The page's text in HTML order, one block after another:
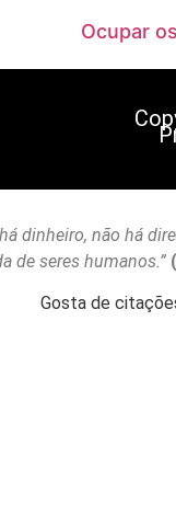
Ocupar
dinheiro, não há
de seres humanos.”
Gosta de